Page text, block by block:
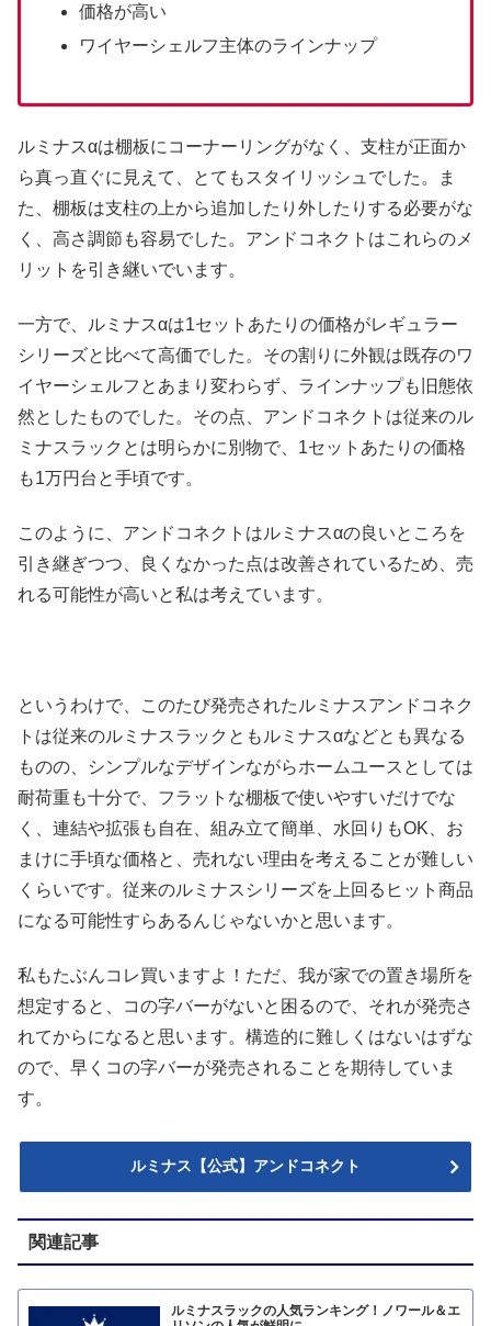
価格が高い
ワイヤーシェルフ主体のラインナップ
ルミナスαは棚板にコーナーリングがなく、支柱が正面か
ら真っ直ぐに見えて、とてもスタイリッシュでした。ま
た、棚板は支柱の上から追加したり外したりする必要がな
く、高さ調節も容易でした。アンドコネクトはこれらのメ
リットを引き継いでいます。
一方で、ルミナスαは1セットあたりの価格がレギュラー
シリーズと比べて高価でした。その割りに外観は既存のワ
イヤーシェルフとあまり変わらず、ラインナップも旧態依
然としたものでした。その点、アンドコネクトは従来のル
ミナスラックとは明らかに別物で、1セットあたりの価格
も1万円台と手頃です。
このように、アンドコネクトはルミナスαの良いところを
引き継ぎつつ、良くなかった点は改善されているため、売
れる可能性が高いと私は考えています。
というわけで、このたび発売されたルミナスアンドコネク
トは従来のルミナスラックともルミナスαなどとも異なる
ものの、シンプルなデザインながらホームユースとしては
耐荷重も十分で、フラットな棚板で使いやすいだけでな
く、連結や拡張も自在、組み立て簡単、水回りもOK、お
まけに手頃な価格と、売れない理由を考えることが難しい
くらいです。従来のルミナスシリーズを上回るヒット商品
になる可能性すらあるんじゃないかと思います。
私もたぶんコレ買いますよ！ただ、我が家での置き場所を
想定すると、コの字バーがないと困るので、それが発売さ
れてからになると思います。構造的に難しくはないはずな
ので、早くコの字バーが発売されることを期待していま
す。
ルミナス【公式】アンドコネクト
関連記事
ルミナスラックの人気ランキング！ノワール＆エ